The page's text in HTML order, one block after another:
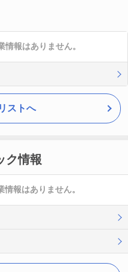
報はありません。
ストへ
ク情報
報はありません。